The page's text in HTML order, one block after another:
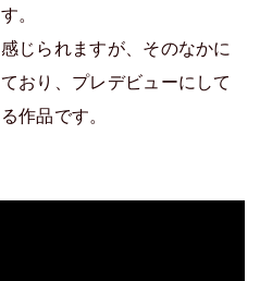
。
じられますが、そのなかに
おり、プレデビューにして
作品です。